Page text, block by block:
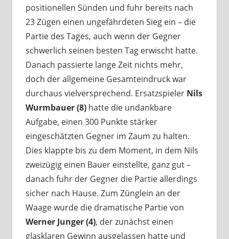
positionellen Sünden und fuhr bereits nach
23 Zügen einen ungefährdeten Sieg ein – die
Partie des Tages, auch wenn der Gegner
schwerlich seinen besten Tag erwischt hatte.
Danach passierte lange Zeit nichts mehr,
doch der allgemeine Gesamteindruck war
durchaus vielversprechend. Ersatzspieler Nils
Wurmbauer (8) hatte die undankbare
Aufgabe, einen 300 Punkte stärker
eingeschätzten Gegner im Zaum zu halten.
Dies klappte bis zu dem Moment, in dem Nils
zweizügig einen Bauer einstellte, ganz gut –
danach fuhr der Gegner die Partie allerdings
sicher nach Hause. Zum Zünglein an der
Waage wurde die dramatische Partie von
Werner Junger (4), der zunächst einen
glasklaren Gewinn ausgelassen hatte und